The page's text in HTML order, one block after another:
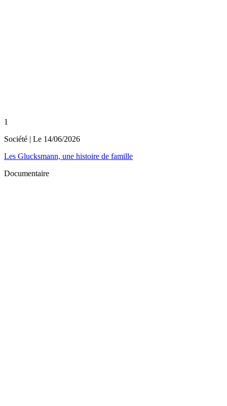
1
Société | Le 14/06/2026
Les Glucksmann, une histoire de famille
Documentaire